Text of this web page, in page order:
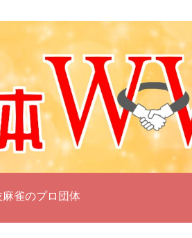
雀のプロ団体